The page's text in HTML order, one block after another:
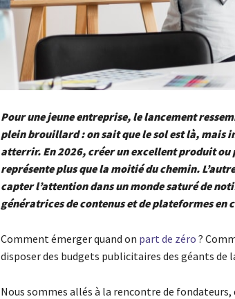
Pour une jeune entreprise, le lancement
plein brouillard : on sait que le sol est là, mais
atterrir. En 2026, créer un excellent produit
représente plus que la moitié du chemin.
capter l’attention dans un monde saturé de
génératrices de contenus et de plateformes en
Comment émerger quand on part de zéro ?
disposer des budgets publicitaires des géants de la
Nous sommes allés à la rencontre de